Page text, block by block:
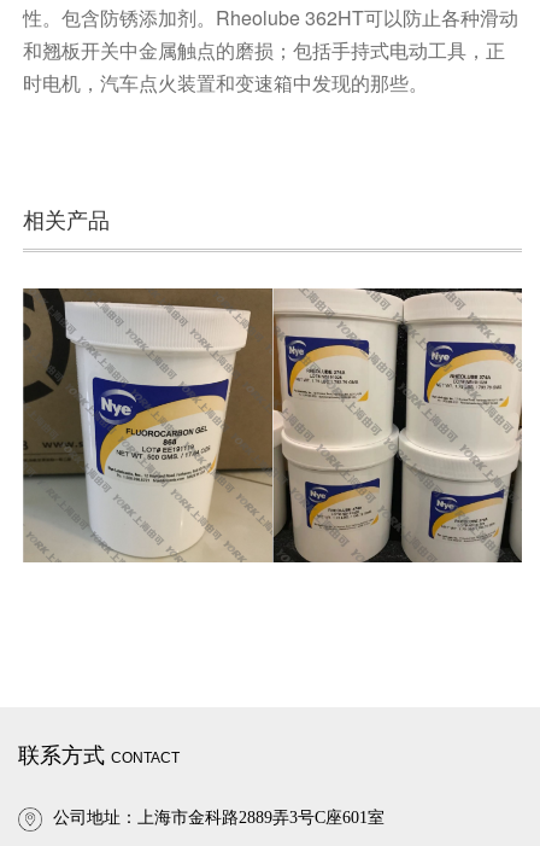
性。包含防锈添加剂。 Rheolube 362HT可以防止各种滑动
和翘板开关中金属触点的磨损；包括手持式电动工具，正
时电机，汽车点火装置和变速箱中发现的那些。
相关产品
联系方式 CONTACT
公司地址：上海市金科路2889弄3号C座601室